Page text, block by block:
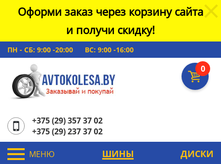
Оформи заказ через корзину сайта
и получи скидку!
ПН - СБ: 9:00 -20:00 ВС: 9:00 -16:00
0
+375 (29) 357 37 02
+375 (29) 237 37 02
МЕНЮ ШИНЫ ДИСКИ